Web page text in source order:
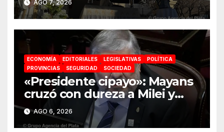
absoluta»
AGO 7, 2026
ECONOMÍA EDITORIALES LEGISLATIVAS
POLÍTICA
PROVINCIAS
SEGURIDAD SOCIEDAD
«Presidente cipayo»: Mayans
cruzó con dureza a Milei y
advirtió sobre un juicio
político por traición a la Patria
AGO 6, 2026